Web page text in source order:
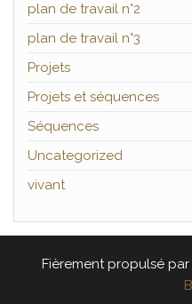
plan de travail n°2
plan de travail n°3
Projets
Projets et séquences
Séquences
Uncategorized
vivant
Fièrement propulsé par